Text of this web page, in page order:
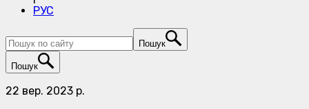
РУС
Пошук
Пошук
22 вер. 2023 р.